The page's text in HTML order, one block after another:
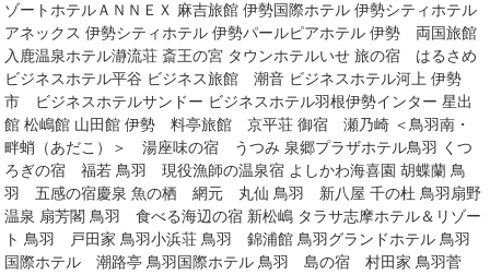
ゾートホテルＡＮＮＥＸ 麻吉旅館 伊勢国際ホテル 伊勢シティホテル
アネックス 伊勢シティホテル 伊勢パールピアホテル 伊勢 両国旅館
入鹿温泉ホテル瀞流荘 斎王の宮 タウンホテルいせ 旅の宿 はるさめ
ビジネスホテル平谷 ビジネス旅館 潮音 ビジネスホテル河上 伊勢
市 ビジネスホテルサンドー ビジネスホテル羽根伊勢インター 星出
館 松嶋館 山田館 伊勢 料亭旅館 京平荘 御宿 瀬乃崎 ＜鳥羽南・
畔蛸（あだこ）＞ 湯座味の宿 うつみ 泉郷プラザホテル鳥羽 くつ
ろぎの宿 福若 鳥羽 現役漁師の温泉宿 よしかわ海喜園 胡蝶蘭 鳥
羽 五感の宿慶泉 魚の栖 網元 丸仙 鳥羽 新八屋 千の杜 鳥羽扇野
温泉 扇芳閣 鳥羽 食べる海辺の宿 新松嶋 タラサ志摩ホテル＆リゾー
ト 鳥羽 戸田家 鳥羽小浜荘 鳥羽 錦浦館 鳥羽グランドホテル 鳥羽
国際ホテル 潮路亭 鳥羽国際ホテル 鳥羽 島の宿 村田家 鳥羽菅